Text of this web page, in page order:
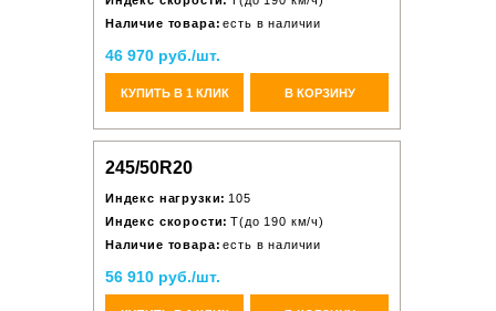
Наличие товара: есть в наличии
46 970 руб./шт.
КУПИТЬ В 1 КЛИК В КОРЗИНУ
245/50R20
Индекс нагрузки: 105
Индекс скорости: T(до 190 км/ч)
Наличие товара: есть в наличии
56 910 руб./шт.